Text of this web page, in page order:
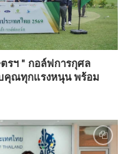
รฯ " กอล์ฟการกุศล
คุณทุกแรงหนุน พร้อม